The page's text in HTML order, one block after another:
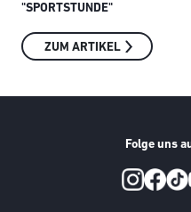
"SPORTSTUNDE"
ZUM ARTIKEL
Folge uns